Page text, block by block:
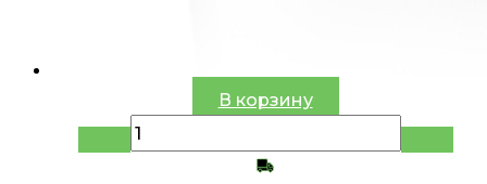
В корзину